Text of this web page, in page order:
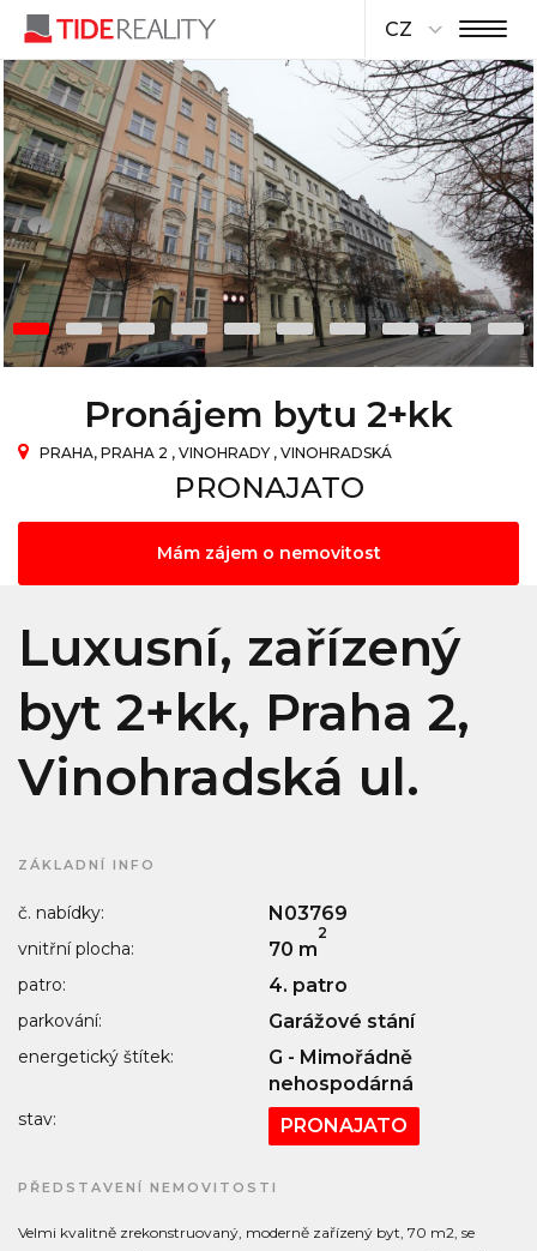
CZ
Pronájem bytu 2+kk
PRAHA, PRAHA 2 , VINOHRADY , VINOHRADSKÁ
PRONAJATO
Mám zájem o nemovitost
Luxusní, zařízený
byt 2+kk, Praha 2,
Vinohradská ul.
ZÁKLADNÍ INFO
č. nabídky: N03769
vnitřní plocha: 70 m
2
patro: 4. patro
parkování: Garážové stání
energetický štítek:
G - Mimořádně
nehospodárná
stav: PRONAJATO
PŘEDSTAVENÍ NEMOVITOSTI
Velmi kvalitně zrekonstruovaný, moderně zařízený byt, 70 m2, se